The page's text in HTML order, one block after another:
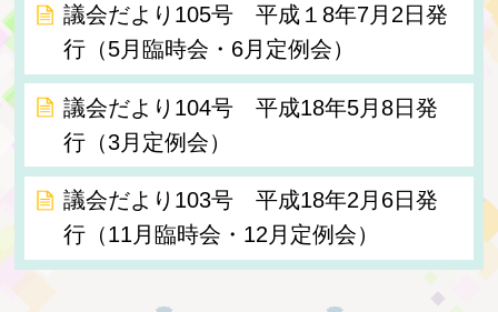
議会だより105号 平成１8年7月2日発
行（5月臨時会・6月定例会）
議会だより104号 平成18年5月8日発
行（3月定例会）
議会だより103号 平成18年2月6日発
行（11月臨時会・12月定例会）